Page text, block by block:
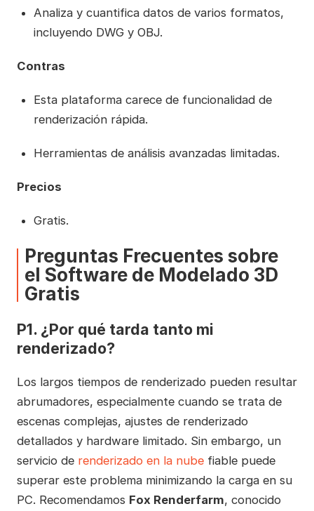
Analiza y cuantifica datos de varios formatos,
incluyendo DWG y OBJ.
Contras
Esta plataforma carece de funcionalidad de
renderización rápida.
Herramientas de análisis avanzadas limitadas.
Precios
Gratis.
Preguntas Frecuentes sobre
el Software de Modelado 3D
Gratis
P1. ¿Por qué tarda tanto mi
renderizado?
Los largos tiempos de renderizado pueden resultar
abrumadores, especialmente cuando se trata de
escenas complejas, ajustes de renderizado
detallados y hardware limitado. Sin embargo, un
servicio de renderizado en la nubefiable puede
superar este problema minimizando la carga en su
PC. Recomendamos Fox Renderfarm, conocido